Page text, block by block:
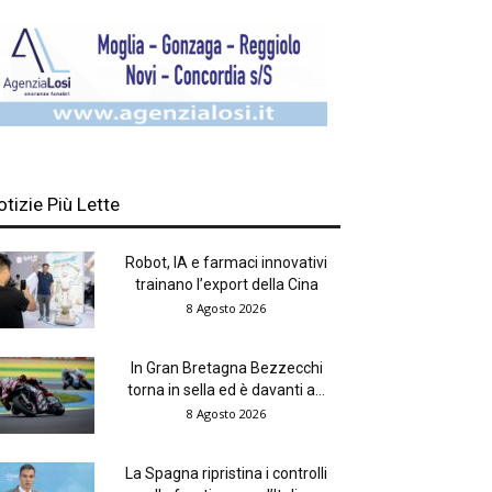
Più Lette
Robot, IA e farmaci innovativi
trainano l’export della Cina
8 Agosto 2026
In Gran Bretagna Bezzecchi
torna in sella ed è davanti a...
8 Agosto 2026
La Spagna ripristina i controlli